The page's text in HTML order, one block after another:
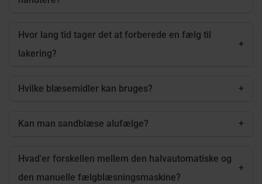
Hvor lang tid tager det at forberede en fælg til
lakering?
+
Hvilke blæsemidler kan bruges? +
Kan man sandblæse alufælge? +
Hvad'er forskellen mellem den halvautomatiske og
den manuelle fælgblæsningsmaskine?
+